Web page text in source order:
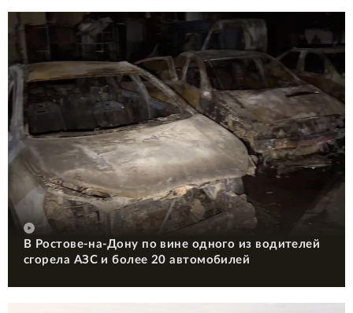
В Ростове-на-Дону по вине одного из водителей
сгорела АЗС и более 20 автомобилей